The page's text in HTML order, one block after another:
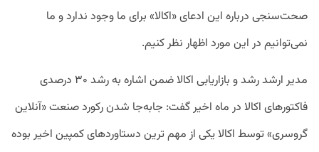
صحت‌سنجی درباره این ادعای «اکالا» برای ما وجود ندارد و ما
نمی‌توانیم در این مورد اظهار نظر کنیم.
مدیر ارشد رشد و بازاریابی اکالا ضمن اشاره به رشد ۳۰ درصدی
فاکتورهای اکالا در ماه اخیر گفت: جابه‌جا شدن رکورد صنعت «آنلاین
گروسری» توسط اکالا یکی از مهم ترین دستاوردهای کمپین اخیر بوده